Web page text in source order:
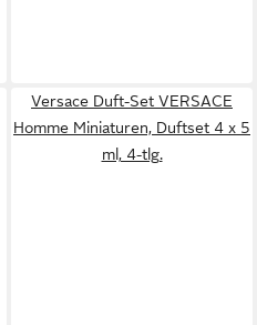
Versace Duft-Set VERSACE
Homme Miniaturen, Duftset 4 x 5
ml, 4-tlg.